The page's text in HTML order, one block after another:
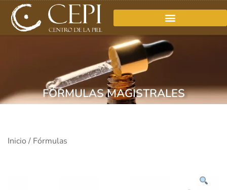
FÓRMULAS MAGISTRALES
Inicio / Fórmulas